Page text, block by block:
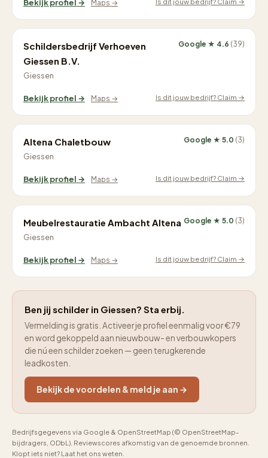
Bekijk profiel → Maps →
Schildersbedrijf Verhoeven
Giessen B.V.
Giessen
Google ★ 4.6 (39)
Bekijk profiel → Maps → Is dit jouw bedrijf? Claim →
Altena Chaletbouw
Giessen
Google ★ 5.0 (3)
Bekijk profiel → Maps → Is dit jouw bedrijf? Claim →
Meubelrestauratie Ambacht Altena
Giessen
Google ★ 5.0 (3)
Bekijk profiel → Maps → Is dit jouw bedrijf? Claim →
Ben jij schilder in Giessen? Sta erbij.
Vermelding is gratis. Activeer je profiel eenmalig voor €79
en word gekoppeld aan nieuwbouw- en verbouwkopers
die nú een schilder zoeken — geen terugkerende
leadkosten.
Bekijk de voordelen & meld je aan →
Bedrijfsgegevens via Google & OpenStreetMap (© OpenStreetMap-
bijdragers, ODbL). Reviewscores afkomstig van de genoemde bronnen.
Klopt iets niet? Laat het ons weten.